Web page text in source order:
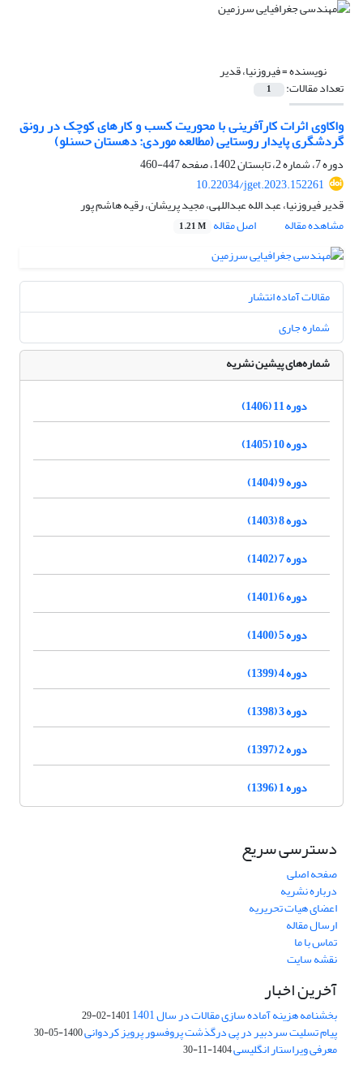
نویسنده =فیروزنیا، قدیر
تعداد مقالات: 1
واکاوی اثرات کارآفرینی با محوریت کسب و کارهای کوچک در رونق
گردشگری پایدار روستایی (مطالعه موردی: دهستان حسنلو)
دوره 7، شماره 2، تابستان 1402، صفحه
447-460
10.22034/jget.2023.152261
قدیر فیروزنیا، عبد الله عبداللهی، مجید پریشان، رقیه هاشم پور
مشاهده مقاله
اصل مقاله 1.21 M
مقالات آماده انتشار
شماره جاری
شماره‌های پیشین نشریه
دوره 11 (1406)
دوره 10 (1405)
دوره 9 (1404)
دوره 8 (1403)
دوره 7 (1402)
دوره 6 (1401)
دوره 5 (1400)
دوره 4 (1399)
دوره 3 (1398)
دوره 2 (1397)
دوره 1 (1396)
دسترسی سریع
صفحه اصلی
درباره نشریه
اعضای هیات تحریریه
ارسال مقاله
تماس با ما
نقشه سایت
آخرین اخبار
بخشنامه هزینه آماده سازی مقالات در سال 1401 1401-02-29
پیام تسلیت سردبیر در پی درگذشت پروفسور پرویز کردوانی1400-05-30
معرفی ویراستار انگلیسی1404-11-30